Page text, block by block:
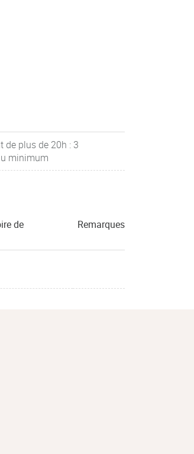
de plus de 20h : 3
minimum
de
Remarques